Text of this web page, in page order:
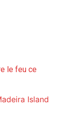
le feu ce
Island